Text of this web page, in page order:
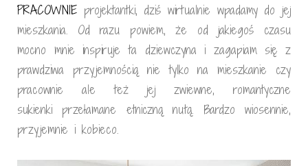
PRACOWNIE projektantki, dziś wirtualnie wpadamy do jej
mieszkania. Od razu powiem, że od jakiegoś czasu
mocno mnie inspiruje ta dziewczyna i zagapiam się z
prawdziwa przyjemnością nie tylko na mieszkanie czy
pracownie ale też jej zwiewne, romantyczne
sukienki przełamane etniczną nutą. Bardzo wiosennie,
przyjemnie i kobieco.